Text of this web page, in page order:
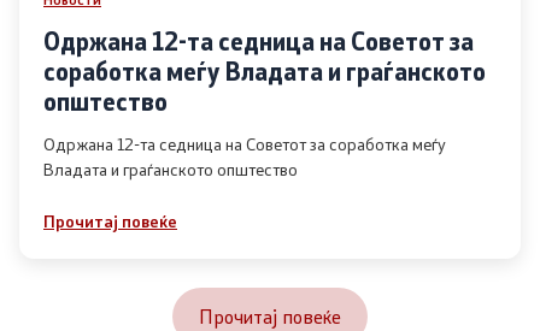
Одржана 12-та седница на Советот за
соработка меѓу Владата и граѓанското
општество
Одржана 12-та седница на Советот за соработка меѓу
Владата и граѓанското општество
Прочитај повеќе
Прочитај повеќе